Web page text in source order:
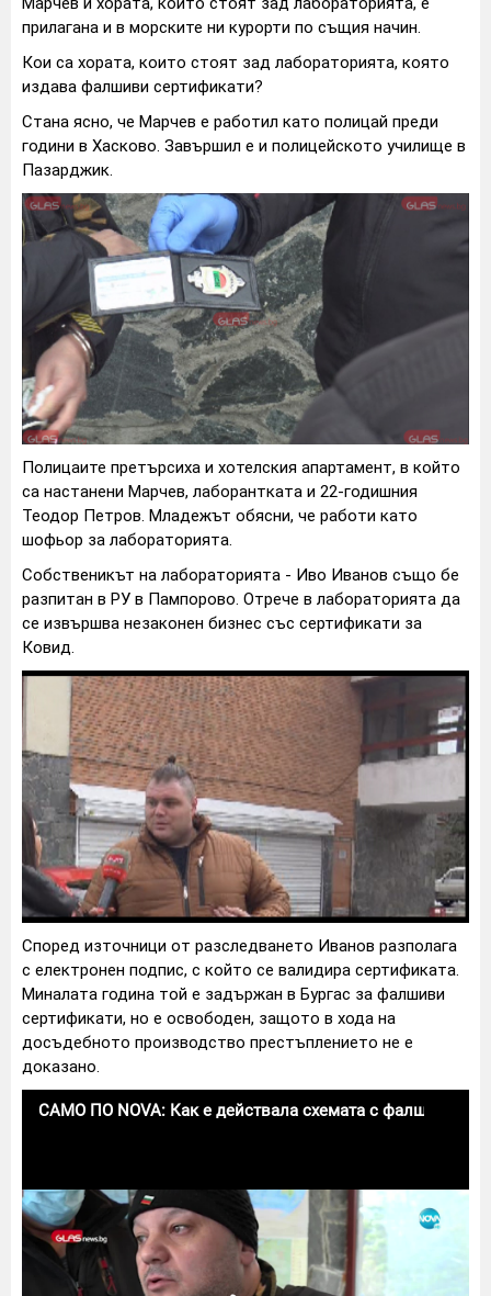
прилагана и в морските ни курорти по същия начин.
Кои са хората, които стоят зад лабораторията, която
издава фалшиви сертификати?
Стана ясно, че Марчев е работил като полицай преди
години в Хасково. Завършил е и полицейското училище в
Пазарджик.
Полицаите претърсиха и хотелския апартамент, в който
са настанени Марчев, лаборантката и 22-годишния
Теодор Петров. Младежът обясни, че работи като
шофьор за лабораторията.
Собственикът на лабораторията - Иво Иванов също бе
разпитан в РУ в Пампорово. Отрече в лабораторията да
се извършва незаконен бизнес със сертификати за
Ковид.
Според източници от разследването Иванов разполага
с електронен подпис, с който се валидира сертификата.
Миналата година той е задържан в Бургас за фалшиви
сертификати, но е освободен, защото в хода на
досъдебното производство престъплението не е
доказано.